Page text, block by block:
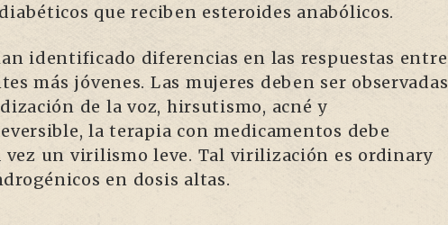
que reciben esteroides anabólicos.
identificado diferencias en las respuestas entre
más jóvenes. Las mujeres deben ser observadas
de la voz, hirsutismo, acné y
la terapia con medicamentos debe
vez un virilismo leve. Tal virilización es ordinary
en dosis altas.